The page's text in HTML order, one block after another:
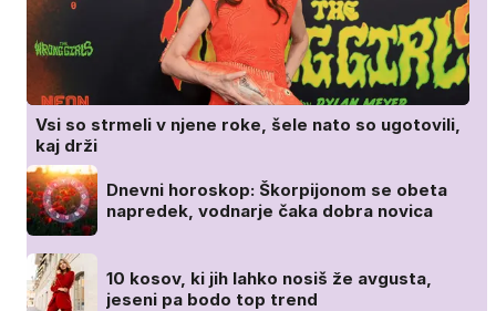
Vsi so strmeli v njene roke, šele nato so ugotovili,
kaj drži
Dnevni horoskop: Škorpijonom se obeta
napredek, vodnarje čaka dobra novica
10 kosov, ki jih lahko nosiš že avgusta,
jeseni pa bodo top trend